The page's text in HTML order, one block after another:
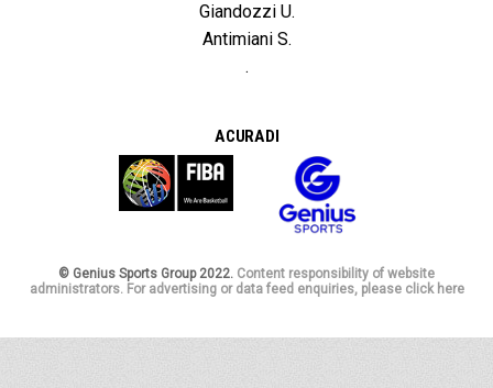
Giandozzi U.
Antimiani S.
.
A CURA DI
© Genius Sports Group 2022. Content responsibility of website
administrators. For advertising or data feed enquiries, please click here